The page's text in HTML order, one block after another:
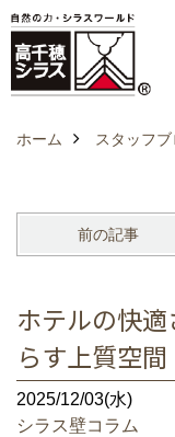
ホーム スタッフ
前の記事
ホテルの快
らす上質空間
2025/12/03(水)
シラス壁コラム